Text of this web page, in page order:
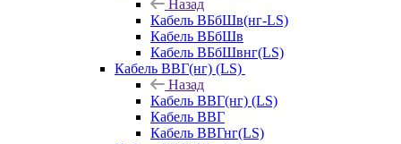
Назад
Кабель ВБбШв(нг-LS)
Кабель ВБбШв
Кабель ВБбШвнг(LS)
Кабель ВВГ(нг) (LS)
Назад
Кабель ВВГ(нг) (LS)
Кабель ВВГ
Кабель ВВГнг(LS)